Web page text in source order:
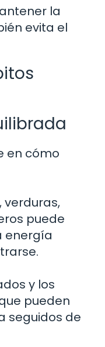
la
evita el
en cómo
verduras,
puede
energía
y los
pueden
seguidos de